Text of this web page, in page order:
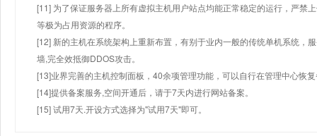
[11] 为了保证服务器上所有虚拟主机用户站点均能正常稳定的运行，严禁
等极为占用资源的程序。
[12] 新的主机在系统架构上重新布置，有别于业内一般的传统单机系统，
墙,完全效抵御DDOS攻击。
[13]业界完善的主机控制面板，40余项管理功能，可以自行在管理中心恢
[14]提供备案服务,空间开通后，请于7天内进行网站备案。
[15] 试用7天.开设方式选择为"试用7天"即可。